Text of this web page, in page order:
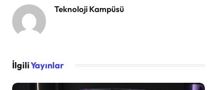
Teknoloji Kampüsü
İlgiliYayınlar